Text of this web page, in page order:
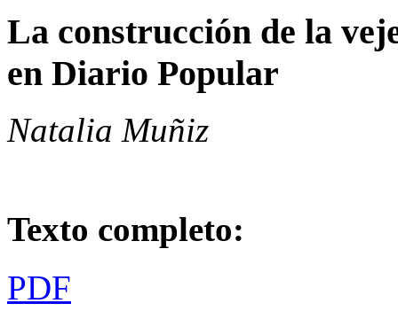
La construcción de la
en Diario Popular
Natalia Muñiz
Texto completo:
PDF